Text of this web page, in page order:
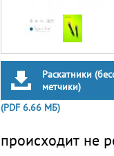
Раскатники
метчики)
(PDF 6.66 МБ)
происходит не